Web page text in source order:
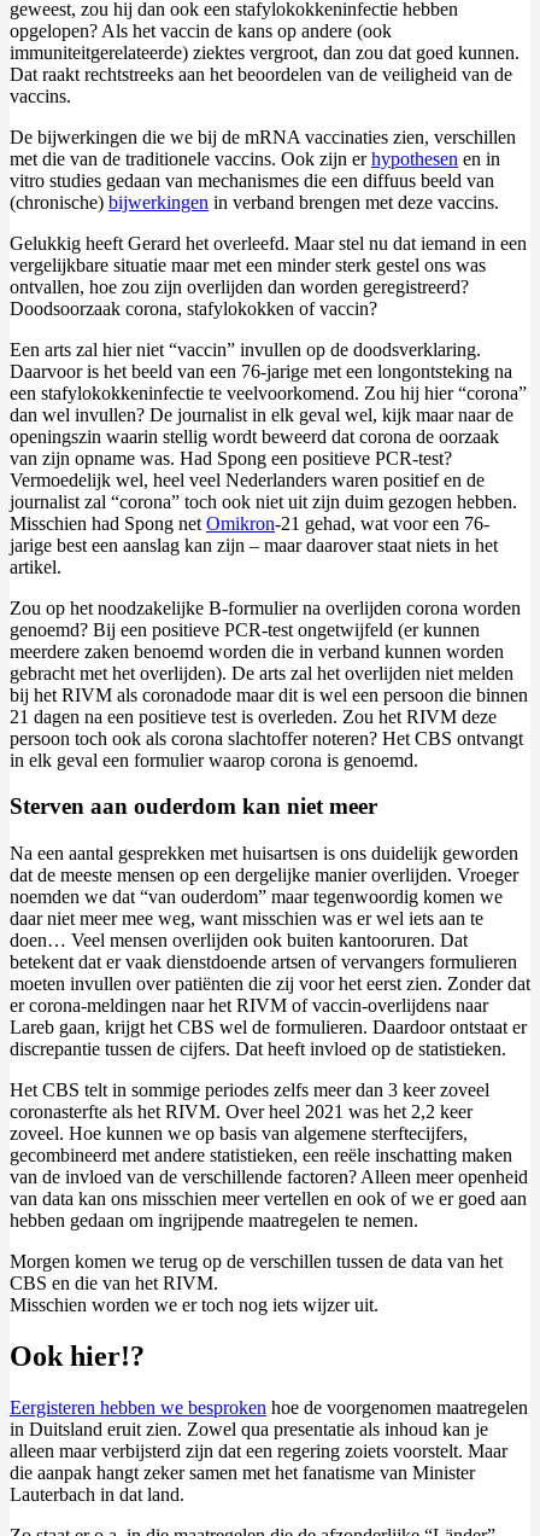
geweest, zou hij dan ook een stafylokokkeninfectie hebben
opgelopen? Als het vaccin de kans op andere (ook
immuniteitgerelateerde) ziektes vergroot, dan zou dat goed kunnen.
Dat raakt rechtstreeks aan het beoordelen van de veiligheid van de
vaccins.
De bijwerkingen die we bij de mRNA vaccinaties zien, verschillen
met die van de traditionele vaccins. Ook zijn erhypothesen en in
vitro studies gedaan van mechanismes die een diffuus beeld van
(chronische) bijwerkingen in verband brengen met deze vaccins.
Gelukkig heeft Gerard het overleefd. Maar stel nu dat iemand in een
vergelijkbare situatie maar met een minder sterk gestel ons was
ontvallen, hoe zou zijn overlijden dan worden geregistreerd?
Doodsoorzaak corona, stafylokokken of vaccin?
Een arts zal hier niet “vaccin” invullen op de doodsverklaring.
Daarvoor is het beeld van een 76-jarige met een longontsteking na
een stafylokokkeninfectie te veelvoorkomend. Zou hij hier “corona”
dan wel invullen? De journalist in elk geval wel, kijk maar naar de
openingszin waarin stellig wordt beweerd dat corona de oorzaak
van zijn opname was. Had Spong een positieve PCR-test?
Vermoedelijk wel, heel veel Nederlanders waren positief en de
journalist zal “corona” toch ook niet uit zijn duim gezogen hebben.
Misschien had Spong net Omikron-21 gehad, wat voor een 76-
jarige best een aanslag kan zijn – maar daarover staat niets in het
artikel.
Zou op het noodzakelijke B-formulier na overlijden corona worden
genoemd? Bij een positieve PCR-test ongetwijfeld (er kunnen
meerdere zaken benoemd worden die in verband kunnen worden
gebracht met het overlijden). De arts zal het overlijden niet melden
bij het RIVM als coronadode maar dit is wel een persoon die binnen
21 dagen na een positieve test is overleden. Zou het RIVM deze
persoon toch ook als corona slachtoffer noteren? Het CBS ontvangt
in elk geval een formulier waarop corona is genoemd.
Sterven aan ouderdom kan niet meer
Na een aantal gesprekken met huisartsen is ons duidelijk geworden
dat de meeste mensen op een dergelijke manier overlijden. Vroeger
noemden we dat “van ouderdom” maar tegenwoordig komen we
daar niet meer mee weg, want misschien was er wel iets aan te
doen… Veel mensen overlijden ook buiten kantooruren. Dat
betekent dat er vaak dienstdoende artsen of vervangers formulieren
moeten invullen over patiënten die zij voor het eerst zien. Zonder dat
er corona-meldingen naar het RIVM of vaccin-overlijdens naar
Lareb gaan, krijgt het CBS wel de formulieren. Daardoor ontstaat er
discrepantie tussen de cijfers. Dat heeft invloed op de statistieken.
Het CBS telt in sommige periodes zelfs meer dan 3 keer zoveel
coronasterfte als het RIVM. Over heel 2021 was het 2,2 keer
zoveel. Hoe kunnen we op basis van algemene sterftecijfers,
gecombineerd met andere statistieken, een reële inschatting maken
van de invloed van de verschillende factoren? Alleen meer openheid
van data kan ons misschien meer vertellen en ook of we er goed aan
hebben gedaan om ingrijpende maatregelen te nemen.
Morgen komen we terug op de verschillen tussen de data van het
CBS en die van het RIVM.
Misschien worden we er toch nog iets wijzer uit.
Ook hier!?
Eergisteren hebben we besproken hoe de voorgenomen maatregelen
in Duitsland eruit zien. Zowel qua presentatie als inhoud kan je
alleen maar verbijsterd zijn dat een regering zoiets voorstelt. Maar
die aanpak hangt zeker samen met het fanatisme van Minister
Lauterbach in dat land.